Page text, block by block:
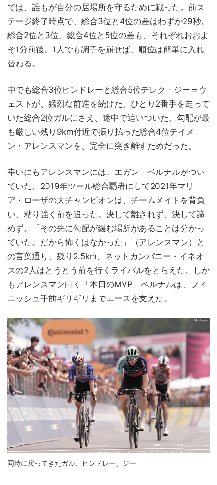
では、誰もが自分の居場所を守るために戦った。前ス
テージ終了時点で、総合3位と4位の差はわずか29秒。
総合2位と3位、総合4位と5位の差も、それぞれおおよ
そ1分前後。1人でも調子を崩せば、順位は簡単に入れ
替わる。
中でも総合3位ヒンドレーと総合5位デレク・ジー＝ウ
ェストが、猛烈な前進を続けた。ひとり2番手を走って
いた総合2位ガルにさえ、途中で追いついた。勾配が最
も厳しい残り9km付近で振り払った総合4位テイメ
ン・アレンスマンを、完全に突き離すためだった。
幸いにもアレンスマンには、エガン・ベルナルがつい
ていた。2019年ツール総合覇者にして2021年マリ
ア・ローザの大チャンピオンは、チームメイトを背負
い、粘り強く前を追った。決して離されず、決して諦
めず。「その先に勾配が緩む場所があることは分かっ
ていた。だから怖くはなかった」（アレンスマン）と
の言葉通り、残り2.5km、ネットカンパニー・イネオ
スの2人はとうとう前を行くライバルをとらえた。しか
もアレンスマン曰く「本日のMVP」ベルナルは、フィ
ニッシュ手前ギリギリまでエースを支えた。
同時に戻ってきたガル、ヒンドレー、ジー